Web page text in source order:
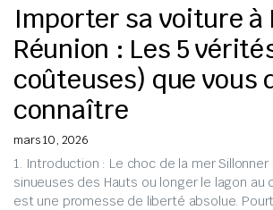
Importer sa voiture à
Réunion : Les 5
coûteuses) que vous
connaître
mars 10, 2026
1. Introduction : Le choc de la mer
sinueuses des Hauts ou longer le lagon au
est une promesse de liberté absolue.